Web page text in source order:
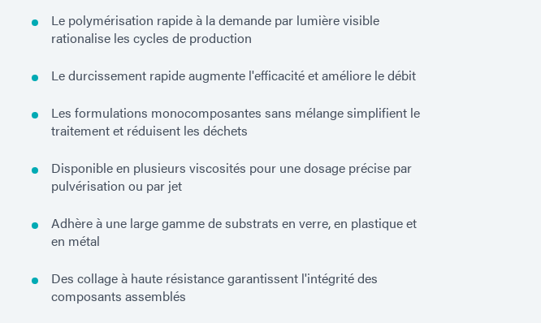
Le polymérisation rapide à la demande par lumière visible
rationalise les cycles de production
Le durcissement rapide augmente l'efficacité et améliore le débit
Les formulations monocomposantes sans mélange simplifient le
traitement et réduisent les déchets
Disponible en plusieurs viscosités pour une dosage précise par
pulvérisation ou par jet
Adhère à une large gamme de substrats en verre, en plastique et
en métal
Des collage à haute résistance garantissent l'intégrité des
composants assemblés